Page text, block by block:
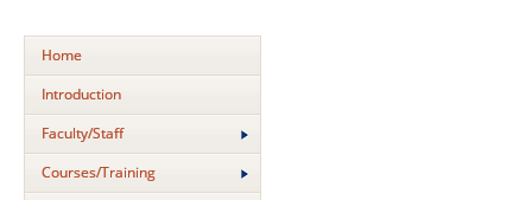
Home
Introduction
Faculty/Staff
Courses/Training